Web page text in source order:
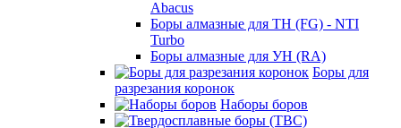
Abacus
Боры алмазные для ТН (FG) - NTI
Turbo
Боры алмазные для УН (RA)
Боры для
разрезания коронок
Наборы боров